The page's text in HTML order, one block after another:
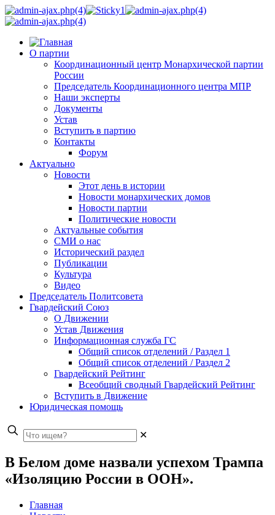
О партии
Координационный центр Монархической партии
России
Председатель Координационного центра МПР
Наши эксперты
Документы
Устав
Вступить в партию
Контакты
Форум
Актуально
Новости
Этот день в истории
Новости монархических домов
Новости партии
Политические новости
Актуальные события
СМИ о нас
Исторический раздел
Публикации
Культура
Видео
Председатель Политсовета
Гвардейский Союз
О Движении
Устав Движения
Информационная служба ГС
Общий список отделений / Раздел 1
Общий список отделений / Раздел 2
Гвардейский Рейтинг
Всеобщий сводный Гвардейский Рейтинг
Вступить в Движение
Юридическая помощь
✕
В Белом доме назвали успехом Трампа
«Изоляцию России в ООН».
Главная